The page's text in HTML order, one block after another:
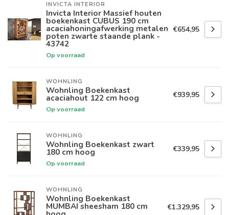
INVICTA INTERIOR
Invicta Interior Massief houten
boekenkast CUBUS 190 cm
acaciahoningafwerking metalen
poten zwarte staande plank -
43742
Op voorraad
€654,95
WOHNLING
Wohnling Boekenkast
acaciahout 122 cm hoog
Op voorraad
€939,95
WOHNLING
Wohnling Boekenkast zwart
180 cm hoog
Op voorraad
€339,95
WOHNLING
Wohnling Boekenkast
MUMBAI sheesham 180 cm €1.329,95